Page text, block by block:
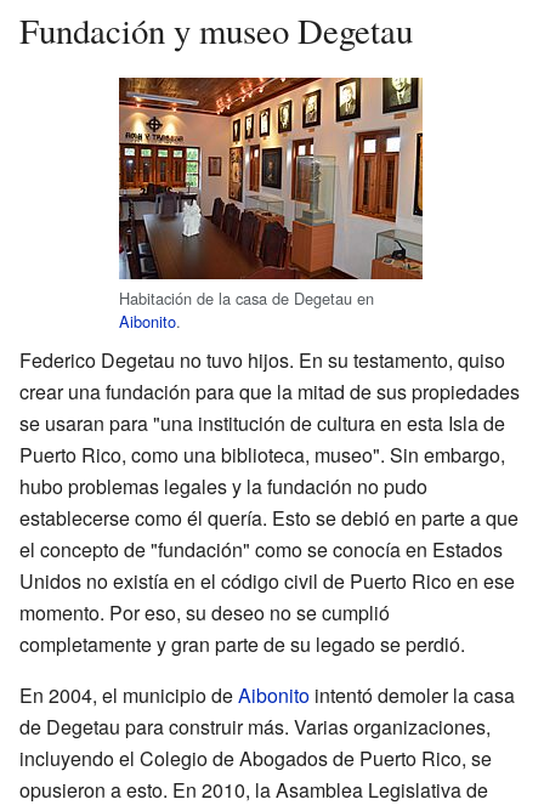
Fundación y museo Degetau
Habitación de la casa de Degetau en
Aibonito.
Federico Degetau no tuvo hijos. En su testamento, quiso
crear una fundación para que la mitad de sus propiedades
se usaran para "una institución de cultura en esta Isla de
Puerto Rico, como una biblioteca, museo". Sin embargo,
hubo problemas legales y la fundación no pudo
establecerse como él quería. Esto se debió en parte a que
el concepto de "fundación" como se conocía en Estados
Unidos no existía en el código civil de Puerto Rico en ese
momento. Por eso, su deseo no se cumplió
completamente y gran parte de su legado se perdió.
En 2004, el municipio deAibonito intentó demoler la casa
de Degetau para construir más. Varias organizaciones,
incluyendo el Colegio de Abogados de Puerto Rico, se
opusieron a esto. En 2010, la Asamblea Legislativa de